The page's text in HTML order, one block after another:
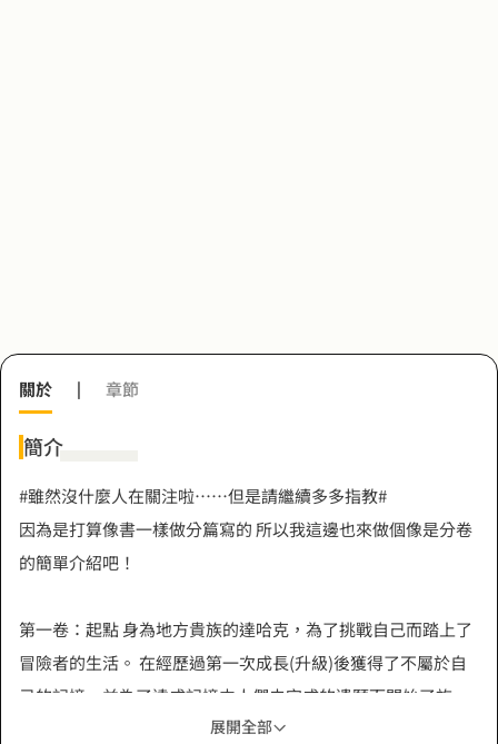
關於 | 章節
簡介
#雖然沒什麼人在關注啦……但是請繼續多多指教#
因為是打算像書一樣做分篇寫的 所以我這邊也來做個像是分卷
的簡單介紹吧！
第一卷：起點 身為地方貴族的達哈克，為了挑戰自己而踏上了
冒險者的生活。 在經歷過第一次成長(升級)後獲得了不屬於自
己的記憶，並為了達成記憶中人們未完成的遺願而開始了旅
程。 ───帶著過人的天賦以及失落的知識，踏上旅程的大少
展開全部